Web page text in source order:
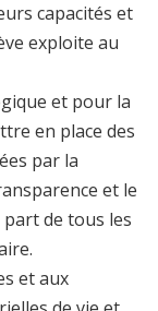
capacités et
exploite au
et pour la
en place des
par la
et le
part de tous les
et aux